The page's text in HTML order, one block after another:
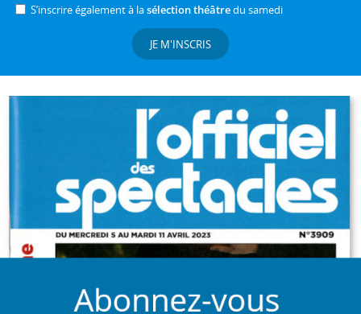
S’inscrire également à lasélection théâtredu samedi
JE M'INSCRIS